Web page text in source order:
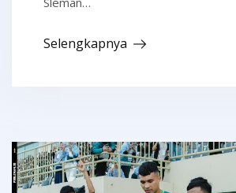
Selengkapnya